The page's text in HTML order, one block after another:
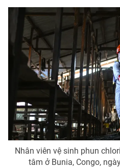
Thế giới đó đây
Câu chuyện quốc tế
Tài chính
Thị trường
Góc doanh nghiệp
Dữ liệu và đời sống
Truyền hình
Phim VTV
Nhân vật
Khán giả
Giải sao mai
Điện ảnh
Âm nhạc
Sao
Đời sống
Du lịch
Làm đẹp
Giáo dục
Tuyển sinh
Nhân viên vệ sinh phun
tâm ở Bunia, Congo,